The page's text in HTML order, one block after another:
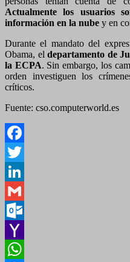
Actualmente los usuarios
información en la nube y en
Durante el mandato del
Obama, eldepartamento de
la ECPA. Sin embargo, los
orden investiguen los
críticos.
Fuente: cso.computerworld.es
Facebook
Twitter
LinkedIn
Gmail
Outlook.com
Yahoo